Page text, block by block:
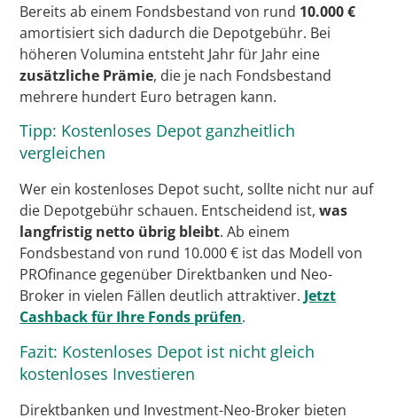
Bereits ab einem Fondsbestand von rund 10.000 €
amortisiert sich dadurch die Depotgebühr. Bei
höheren Volumina entsteht Jahr für Jahr eine
zusätzliche Prämie, die je nach Fondsbestand
mehrere hundert Euro betragen kann.
Tipp: Kostenloses Depot ganzheitlich
vergleichen
Wer ein kostenloses Depot sucht, sollte nicht nur auf
die Depotgebühr schauen. Entscheidend ist,was
langfristig netto übrig bleibt. Ab einem
Fondsbestand von rund 10.000 € ist das Modell von
PROfinance gegenüber Direktbanken und Neo-
Broker in vielen Fällen deutlich attraktiver. Jetzt
Cashback für Ihre Fonds prüfen.
Fazit: Kostenloses Depot ist nicht gleich
kostenloses Investieren
Direktbanken und Investment-Neo-Broker bieten